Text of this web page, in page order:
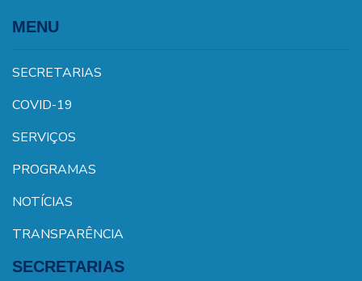
MENU
SECRETARIAS
COVID-19
SERVIÇOS
PROGRAMAS
NOTÍCIAS
TRANSPARÊNCIA
SECRETARIAS